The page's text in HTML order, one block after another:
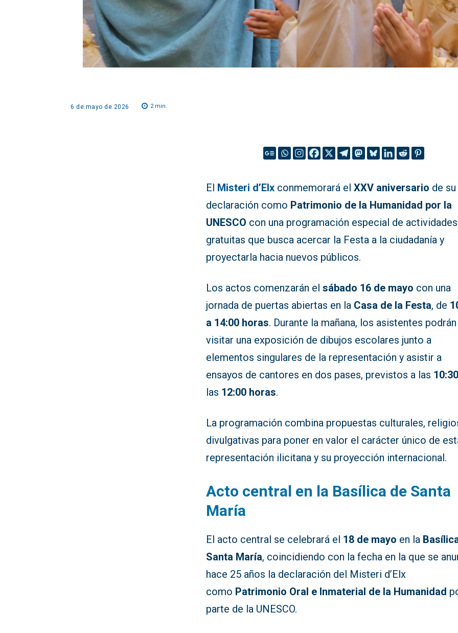
6 de mayo de 2026 2min.
El Misteri d’Elx conmemorará elXXV aniversario de su
declaración como Patrimonio de la Humanidad por la
UNESCO con una programación especial de actividades
gratuitas que busca acercar la Festa a la ciudadanía y
proyectarla hacia nuevos públicos.
Los actos comenzarán elsábado 16 de mayo con una
jornada de puertas abiertas en la Casa de la Festa, de
a 14:00 horas. Durante la mañana, los asistentes podrán
visitar una exposición de dibujos escolares junto a
elementos singulares de la representación y asistir a
ensayos de cantores en dos pases, previstos a las
las 12:00 horas.
La programación combina propuestas culturales,
divulgativas para poner en valor el carácter único de
representación ilicitana y su proyección internacional.
Acto central en la Basílica de Santa
María
El acto central se celebrará el 18 de mayo en la
Santa María, coincidiendo con la fecha en la que se
hace 25 años la declaración del Misteri d’Elx
como Patrimonio Oral e Inmaterial de la Humanidad
parte de la UNESCO.